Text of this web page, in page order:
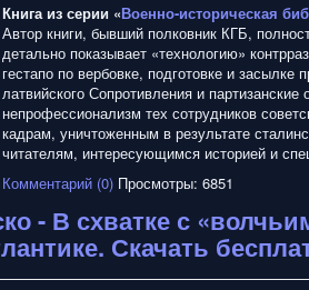
Книга из серии «Военно-историческая
Автор книги, бывший полковник КГБ,
детально показывает «технологию»
гестапо по вербовке, подготовке и засылке
латвийского Сопротивления и
непрофессионализм тех сотрудников
кадрам, уничтоженным в результате
читателям, интересующимся историей и
Комментарий (0) Просмотры: 6851
- В схватке с
Скачать